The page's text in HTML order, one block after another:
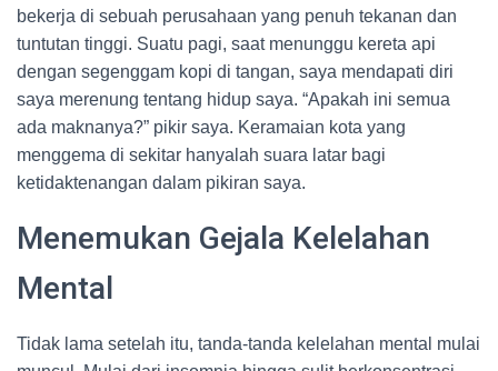
bekerja di sebuah perusahaan yang penuh tekanan dan
tuntutan tinggi. Suatu pagi, saat menunggu kereta api
dengan segenggam kopi di tangan, saya mendapati diri
saya merenung tentang hidup saya. “Apakah ini semua
ada maknanya?” pikir saya. Keramaian kota yang
menggema di sekitar hanyalah suara latar bagi
ketidaktenangan dalam pikiran saya.
Menemukan Gejala Kelelahan
Mental
Tidak lama setelah itu, tanda-tanda kelelahan mental mulai